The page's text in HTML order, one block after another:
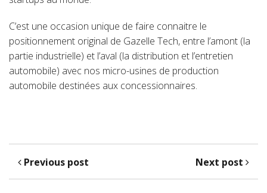
C’est une occasion unique de faire connaitre le
positionnement original de Gazelle Tech, entre l’amont (la
partie industrielle) et l’aval (la distribution et l’entretien
automobile) avec nos micro-usines de production
automobile destinées aux concessionnaires.
Previous post Next post